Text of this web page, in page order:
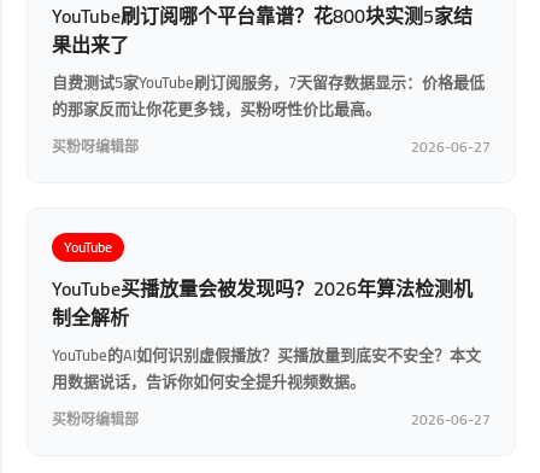
YouTube刷订阅哪个平台靠谱？花800块实测5家结
果出来了
自费测试5家YouTube刷订阅服务，7天留存数据显示：价格最低
的那家反而让你花更多钱，买粉呀性价比最高。
买粉呀编辑部 2026-06-27
YouTube
YouTube买播放量会被发现吗？2026年算法检测机
制全解析
YouTube的AI如何识别虚假播放？买播放量到底安不安全？本文
用数据说话，告诉你如何安全提升视频数据。
买粉呀编辑部 2026-06-27